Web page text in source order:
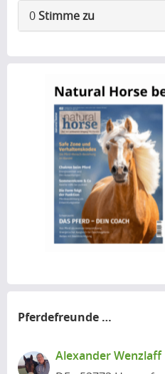
0Stimme zu
Pferdefreunde
in der Nähe
Alexander Wenzlaff